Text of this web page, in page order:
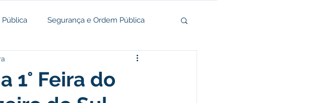
Pública Segurança e Ordem Pública
Desenvolvimento Econômico e Turismo
de Limpeza
1° Feira do